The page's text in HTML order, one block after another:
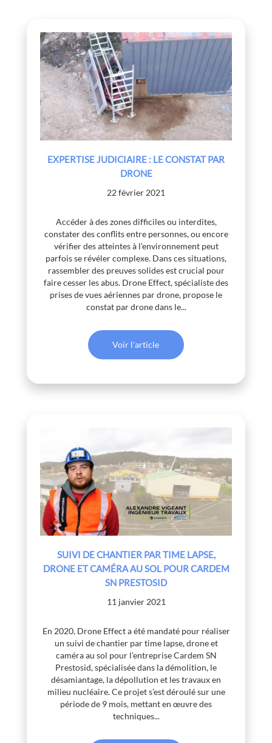
EXPERTISE JUDICIAIRE : LE CONSTAT PAR
DRONE
22 février 2021
Accéder à des zones difficiles ou interdites,
constater des conflits entre personnes, ou encore
vérifier des atteintes à l’environnement peut
parfois se révéler complexe. Dans ces situations,
rassembler des preuves solides est crucial pour
faire cesser les abus. Drone Effect, spécialiste des
prises de vues aériennes par drone, propose le
constat par drone dans le...
Voir l'article
SUIVI DE CHANTIER PAR TIME LAPSE,
DRONE ET CAMÉRA AU SOL POUR CARDEM
SN PRESTOSID
11 janvier 2021
En 2020, Drone Effect a été mandaté pour réaliser
un suivi de chantier par time lapse, drone et
caméra au sol pour l’entreprise Cardem SN
Prestosid, spécialisée dans la démolition, le
désamiantage, la dépollution et les travaux en
milieu nucléaire. Ce projet s’est déroulé sur une
période de 9 mois, mettant en œuvre des
techniques...